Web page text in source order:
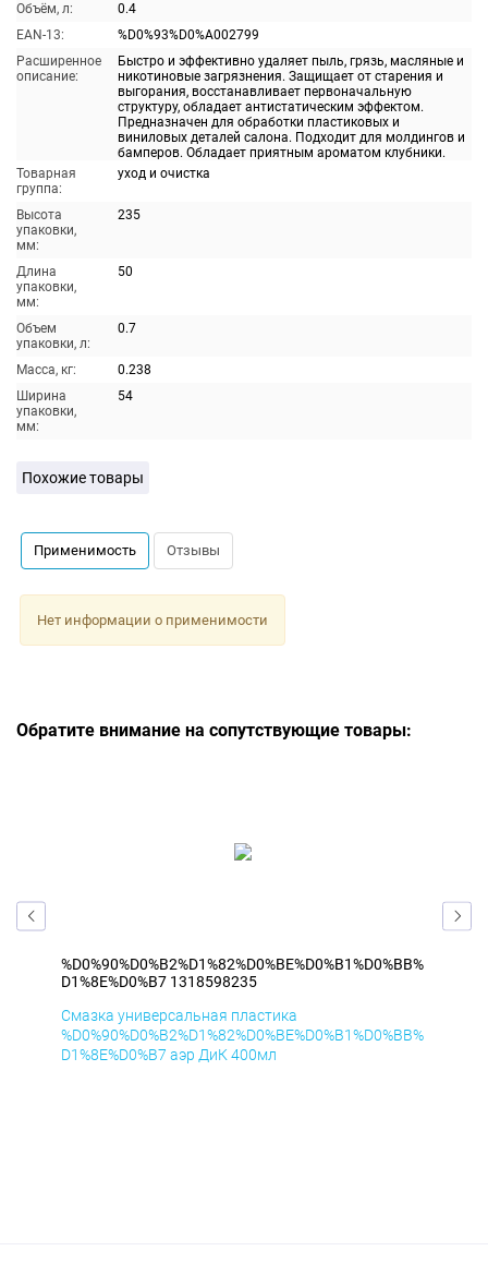
Объём, л:
0.4
EAN-13:
%D0%93%D0%A002799
Расширенное
описание:
Быстро и эффективно удаляет пыль, грязь, масляные и
никотиновые загрязнения. Защищает от старения и
выгорания, восстанавливает первоначальную
структуру, обладает антистатическим эффектом.
Предназначен для обработки пластиковых и
виниловых деталей салона. Подходит для молдингов и
бамперов. Обладает приятным ароматом клубники.
Товарная
группа:
уход и очистка
Высота
упаковки,
мм:
235
Длина
упаковки,
мм:
50
Объем
упаковки, л:
0.7
Масса, кг:
0.238
Ширина
упаковки,
мм:
54
Похожие товары
Применимость Отзывы
Нет информации о применимости
Обратите внимание на сопутствующие товары:
%D0%90%D0%B2%D1%82%D0%BE%D0%B1%D0%BB%
D1%8E%D0%B7 1318598235
Смазка универсальная пластика
%D0%90%D0%B2%D1%82%D0%BE%D0%B1%D0%BB%
D1%8E%D0%B7 аэр ДиК 400мл